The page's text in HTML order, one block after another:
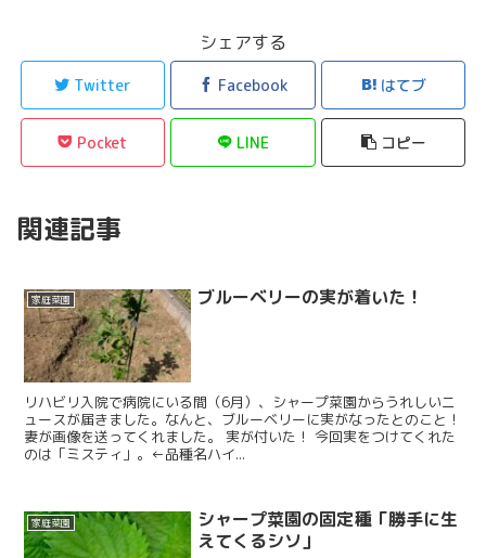
シェアする
Twitter Facebook はてブ
Pocket LINE コピー
関連記事
家庭菜園 ブルーベリーの実が着いた！
リハビリ入院で病院にいる間（6月）、シャープ菜園からうれしいニ
ュースが届きました。なんと、ブルーベリーに実がなったとのこと！
妻が画像を送ってくれました。 実が付いた！ 今回実をつけてくれた
のは「ミスティ」。←品種名ハイ...
家庭菜園
シャープ菜園の固定種「勝手に生
えてくるシソ」